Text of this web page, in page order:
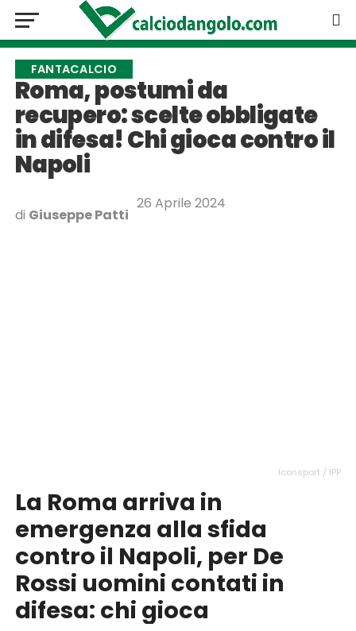
FANTACALCIO
Roma, postumi da
recupero: scelte obbligate
in difesa! Chi gioca contro il
Napoli
di Giuseppe Patti
26 Aprile 2024
Iconsport / IPP
La Roma arriva in
emergenza alla sfida
contro il Napoli, per De
Rossi uomini contati in
difesa: chi gioca